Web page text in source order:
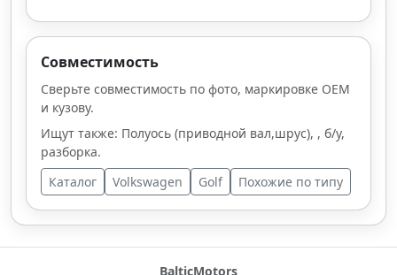
Совместимость
Сверьте совместимость по фото, маркировке OEM
и кузову.
Ищут также: Полуось (приводной вал,шрус), , б/у,
разборка.
Каталог
Volkswagen Golf Похожие по типу
BalticMotors